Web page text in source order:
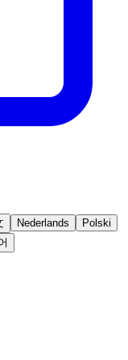
Nederlands
Polski